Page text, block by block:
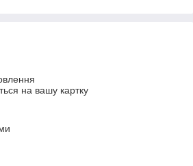
на вашу картку